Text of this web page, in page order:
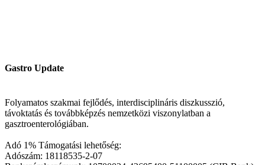
Gastro Update
Folyamatos szakmai fejlődés, interdisciplináris diszkusszió,
távoktatás és továbbképzés nemzetközi viszonylatban a
gasztroenterológiában.
Adó 1% Támogatási lehetőség:
Adószám: 18118535-2-07